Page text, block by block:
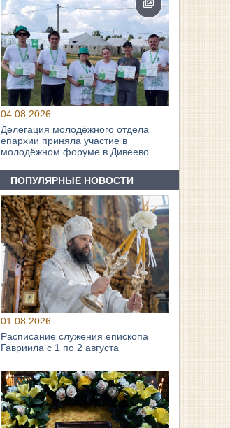
04.08.2026
Делегация молодёжного отдела
епархии приняла участие в
молодёжном форуме в Дивеево
ПОПУЛЯРНЫЕ НОВОСТИ
01.08.2026
Расписание служения епископа
Гавриила с 1 по 2 августа